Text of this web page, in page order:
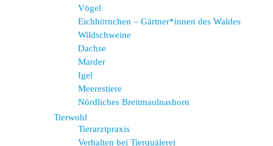
Vögel
Eichhörnchen – Gärtner*innen des Waldes
Wildschweine
Dachse
Marder
Igel
Meerestiere
Nördliches Breitmaulnashorn
Tierwohl
Tierarztpraxis
Verhalten bei Tierquälerei